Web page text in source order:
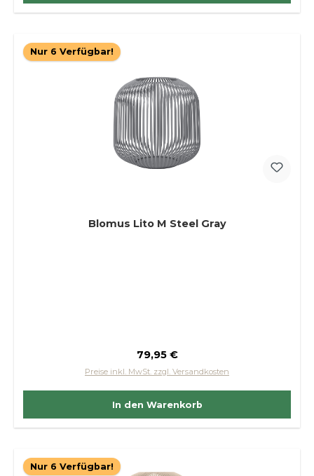
Nur 6 Verfügbar!
Blomus Lito M Steel Gray
Regulärer Preis:
79,95 €
Preise inkl. MwSt. zzgl. Versandkosten
In den Warenkorb
Nur 6 Verfügbar!